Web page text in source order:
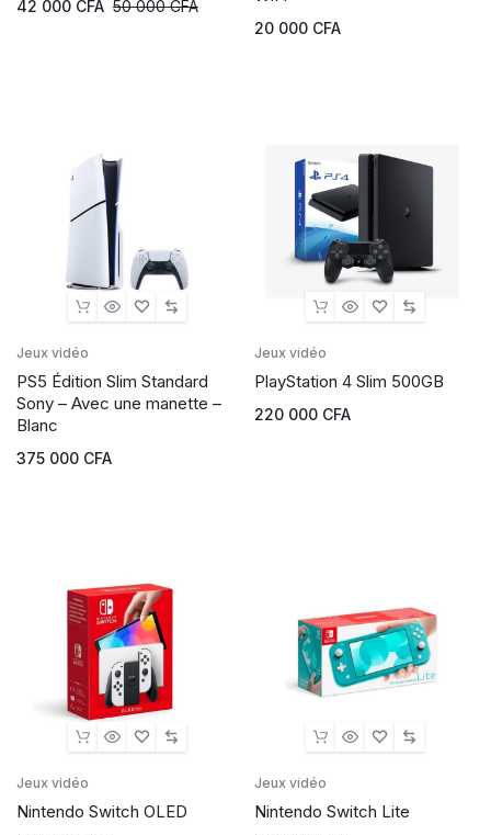
50 000CFA
42 000 CFA
20 000 CFA
Jeux vidéo
PS5 Édition Slim Standard
Sony – Avec une manette –
Blanc
375 000 CFA
Jeux vidéo
PlayStation 4 Slim 500GB
220 000 CFA
Jeux vidéo
Nintendo Switch OLED
Jeux vidéo
Nintendo Switch Lite